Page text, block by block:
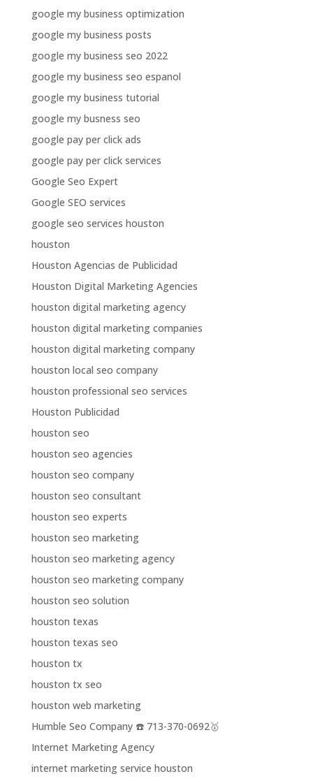
google my business optimization
google my business posts
google my business seo 2022
google my business seo espanol
google my business tutorial
google my busness seo
google pay per click ads
google pay per click services
Google Seo Expert
Google SEO services
google seo services houston
houston
Houston Agencias de Publicidad
Houston Digital Marketing Agencies
houston digital marketing agency
houston digital marketing companies
houston digital marketing company
houston local seo company
houston professional seo services
Houston Publicidad
houston seo
houston seo agencies
houston seo company
houston seo consultant
houston seo experts
houston seo marketing
houston seo marketing agency
houston seo marketing company
houston seo solution
houston texas
houston texas seo
houston tx
houston tx seo
houston web marketing
Humble Seo Company ☎️ 713-370-0692🥇
Internet Marketing Agency
internet marketing service houston